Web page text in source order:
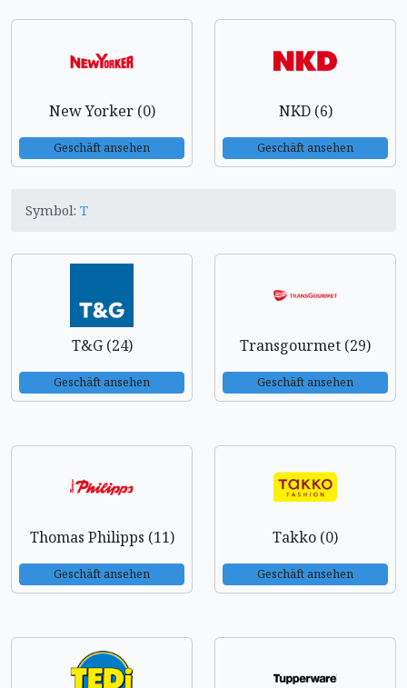
New Yorker (0)
Geschäft ansehen
NKD (6)
Geschäft ansehen
Symbol: T
T&G (24)
Geschäft ansehen
Transgourmet (29)
Geschäft ansehen
Thomas Philipps (11)
Geschäft ansehen
Takko (0)
Geschäft ansehen